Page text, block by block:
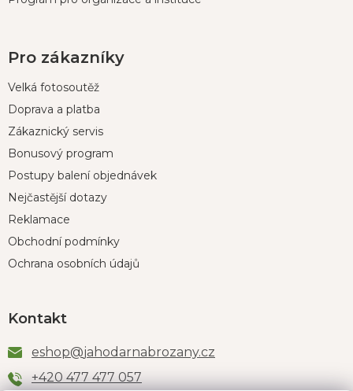
Pro zákazníky
Velká fotosoutěž
Doprava a platba
Zákaznický servis
Bonusový program
Postupy balení objednávek
Nejčastější dotazy
Reklamace
Obchodní podmínky
Ochrana osobních údajů
Kontakt
eshop@jahodarnabrozany.cz
+420 477 477 057